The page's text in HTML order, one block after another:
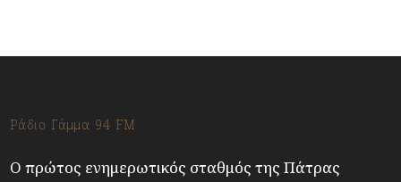
Ράδιο Γάμμα 94 FM
Ο πρώτος ενημερωτικός σταθμός της Πάτρας